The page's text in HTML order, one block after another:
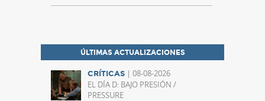
ÚLTIMAS ACTUALIZACIONES
CRÍTICAS | 08-08-2026
EL DÍA D: BAJO PRESIÓN /
PRESSURE